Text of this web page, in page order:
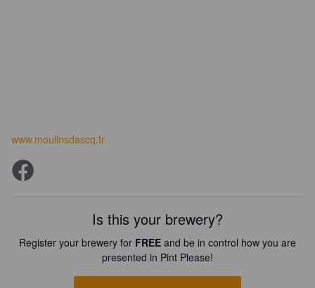
www.moulinsdascq.fr
Is this your brewery?
Register your brewery for FREE and be in control how you are
presented in Pint Please!